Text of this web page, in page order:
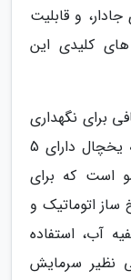
و قابلیت
کلیدی این
طبقه فضای کافی برای نگهداری
مواد منجمد فراهم می نماید، در حالی که یخچال دارای 5
4 طبقه روی در، و 3 کشو است که برای
ساز اتوماتیک و
آب، استفاده
نظیر سرمایش